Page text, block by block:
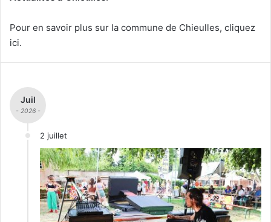
Pour en savoir plus sur la commune de Chieulles, cliquez
ici.
Juil
- 2026 -
2 juillet